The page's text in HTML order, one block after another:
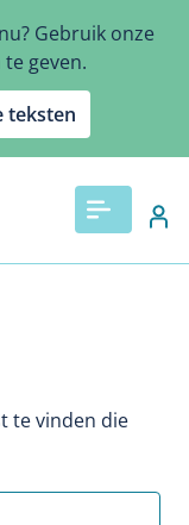
Gebruik onze
geven.
teksten
te vinden die